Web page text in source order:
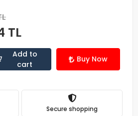
TL
Add to
cart
Buy Now
Secure shopping